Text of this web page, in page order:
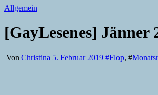
Allgemein
[GayLesenes] Jänner
Von Christina 5. Februar 2019 #Flop, #